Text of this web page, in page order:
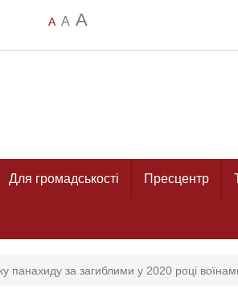
A A A
Для громадськості Пресцентр
панахиду за загиблими у 2020 році